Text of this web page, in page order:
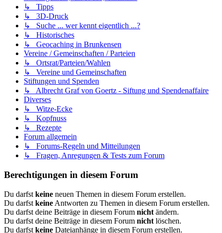
↳ Tipps
↳ 3D-Druck
↳ Suche ... wer kennt eigentlich ...?
↳ Historisches
↳ Geocaching in Brunkensen
Vereine / Gemeinschaften / Parteien
↳ Ortsrat/Parteien/Wahlen
↳ Vereine und Gemeinschaften
Stiftungen und Spenden
↳ Albrecht Graf von Goertz - Siftung und Spendenaffaire
Diverses
↳ Witze-Ecke
↳ Kopfnuss
↳ Rezepte
Forum allgemein
↳ Forums-Regeln und Mitteilungen
↳ Fragen, Anregungen & Tests zum Forum
Berechtigungen in diesem Forum
Du darfst keine neuen Themen in diesem Forum erstellen.
Du darfst keine Antworten zu Themen in diesem Forum erstellen.
Du darfst deine Beiträge in diesem Forum nicht ändern.
Du darfst deine Beiträge in diesem Forum nicht löschen.
Du darfst keine Dateianhänge in diesem Forum erstellen.